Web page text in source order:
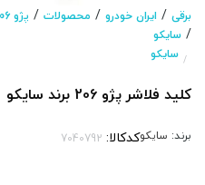
برقی / ایران خودرو / محصولات / پژو 206 - 207 - رانا
/ سایکو
/ سایکو
کلید فلاشر پژو 206 برند سایکو
برند: سایکوکدکالا: